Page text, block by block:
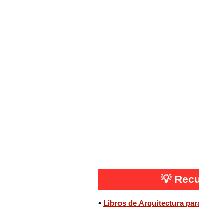
💡
• Libros de Arquitectura